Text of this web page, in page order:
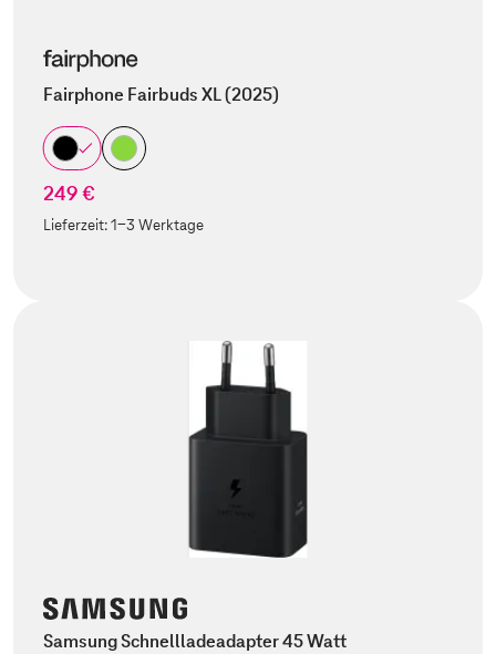
Fairphone Fairbuds XL (2025)
249 €
Lieferzeit:1-3 Werktage
Samsung Schnellladeadapter 45 Watt